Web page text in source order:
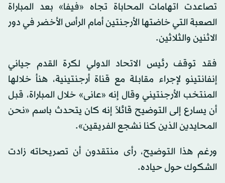
تصاعدت اتهامات المحاباة تجاه «فيفا» بعد المباراة
الصعبة التي خاضتها الأرجنتين أمام الرأس الأخضر في دور
الاثنين والثلاثين.
فقد توقف رئيس الاتحاد الدولي لكرة القدم جياني
إنفانتينو لإجراء مقابلة مع قناة أرجنتينية، هنأ خلالها
المنتخب الأرجنتيني وقال إنه «عانى» خلال المباراة، قبل
أن يسارع إلى التوضيح قائلاً إنه كان يتحدث باسم «نحن
المحايدين الذين كنا نشجع الفريقين».
ورغم هذا التوضيح، رأى منتقدون أن تصريحاته زادت
الشكوك حول حياده.